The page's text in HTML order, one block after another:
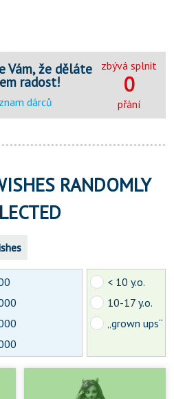
Vám, že děláte
radost!
dárců
zbývá splnit
0
přání
RANDOMLY
< 10 y.o.
10-17 y.o.
„grown ups“